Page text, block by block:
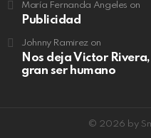
María Fernanda Angeles on
Publicidad
Johnny Ramirezon
Nos deja Victor
gran ser humano
© 2026 by